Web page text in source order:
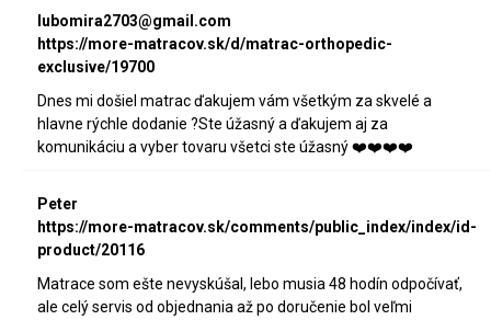
lubomira2703@gmail.com
https://more-matracov.sk/d/matrac-orthopedic-
exclusive/19700
Dnes mi došiel matrac ďakujem vám všetkým za skvelé a
hlavne rýchle dodanie ?Ste úžasný a ďakujem aj za
komunikáciu a vyber tovaru všetci ste úžasný ❤️❤️❤️❤️
Peter
https://more-matracov.sk/comments/public_index/index/id-
product/20116
Matrace som ešte nevyskúšal, lebo musia 48 hodín odpočívať,
ale celý servis od objednania až po doručenie bol veľmi